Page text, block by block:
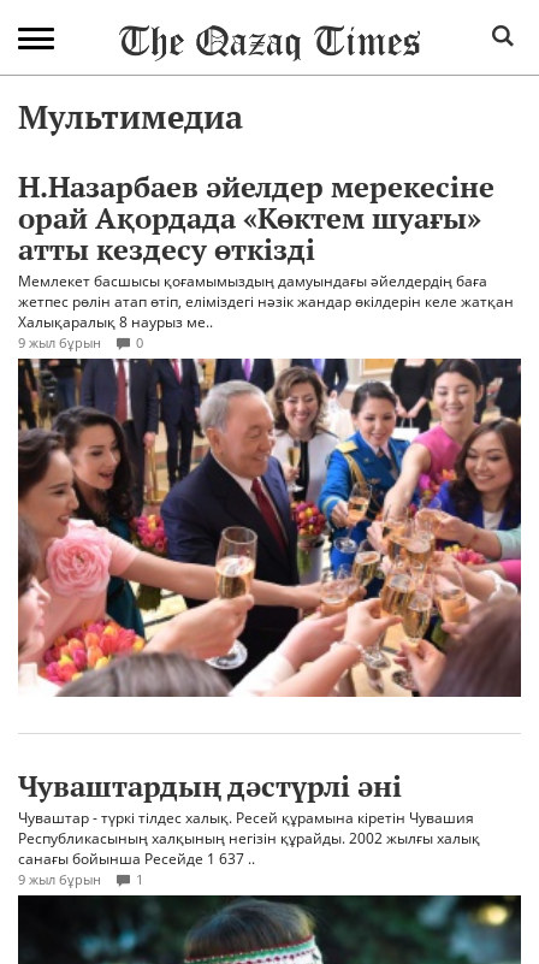
Мультимедиа
Н.Назарбаев әйелдер мерекесіне
орай Ақордада «Көктем шуағы»
атты кездесу өткізді
Мемлекет басшысы қоғамымыздың дамуындағы әйелдердің баға
жетпес рөлін атап өтіп, еліміздегі нәзік жандар өкілдерін келе жатқан
Халықаралық 8 наурыз ме..
9 жыл бұрын 0
Чуваштардың дәстүрлі әні
Чуваштар - түркі тілдес халық. Ресей құрамына кіретін Чувашия
Республикасының халқының негізін құрайды. 2002 жылғы халық
санағы бойынша Ресейде 1 637 ..
9 жыл бұрын 1